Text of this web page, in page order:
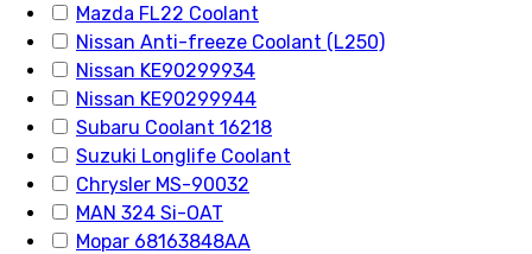
Mazda FL22 Coolant
Nissan Anti-freeze Coolant (L250)
Nissan KE90299934
Nissan KE90299944
Subaru Coolant 16218
Suzuki Longlife Coolant
Chrysler MS-90032
MAN 324 Si-OAT
Mopar 68163848AA